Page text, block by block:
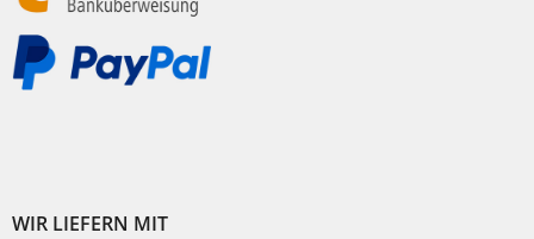
WIR LIEFERN MIT